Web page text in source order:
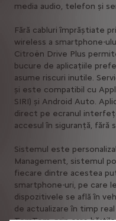
media audio, telefon și
Fără cabluri împrăștiate
wireless a smartphone-
Citroën Drive Plus
bucure de aplicațiile
asume riscuri inutile.
și este compatibil cu
SIRI) și Android Auto.
direct pe ecranul
accesul în siguranță, fără
Sistemul este
Management, sistemul
fiecare dintre acestea
smartphone-uri, pe care
dispozitivele se află în
de actualizare în timp